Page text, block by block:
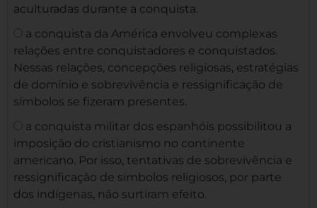
aculturadas durante a conquista.
a conquista da América envolveu complexas
relações entre conquistadores e conquistados.
Nessas relações, concepções religiosas, estratégias
de domínio e sobrevivência e ressignificação de
símbolos se fizeram presentes.
a conquista militar dos espanhóis possibilitou a
imposição do cristianismo no continente
americano. Por isso, tentativas de sobrevivência e
ressignificação de símbolos religiosos, por parte
dos indígenas, não surtiram efeito.